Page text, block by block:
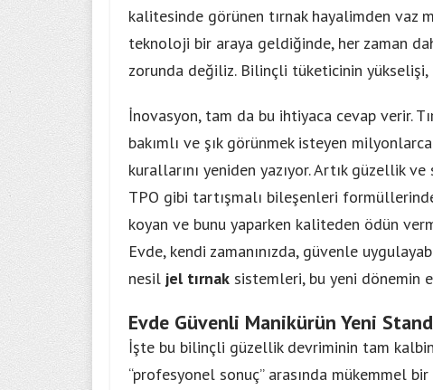
kalitesinde görünen tırnak hayalimden vaz
teknoloji bir araya geldiğinde, her zaman
zorunda değiliz. Bilinçli tüketicinin yükselişi,
İnovasyon, tam da bu ihtiyaca cevap verir.
bakımlı ve şık görünmek isteyen
kurallarını yeniden yazıyor. Artık güzellik
TPO gibi tartışmalı bileşenleri
koyan ve bunu yaparken kaliteden ödün
Evde, kendi zamanınızda, güvenle
nesil jel tırnak sistemleri, bu yeni dönemin
Evde Güvenli Manikürün Yeni
İşte bu bilinçli güzellik devriminin tam
“profesyonel sonuç” arasında mükemmel